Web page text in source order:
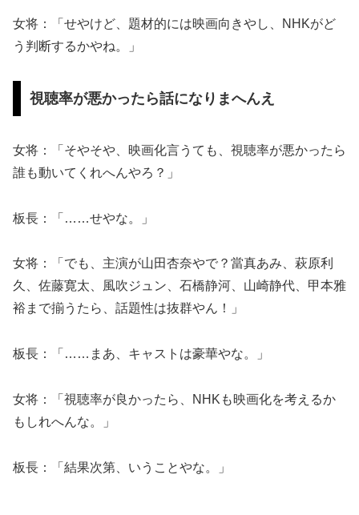
女将：「せやけど、題材的には映画向きやし、NHKがど
う判断するかやね。」
視聴率が悪かったら話になりまへんえ
女将：「そやそや、映画化言うても、視聴率が悪かったら
誰も動いてくれへんやろ？」
板長：「……せやな。」
女将：「でも、主演が山田杏奈やで？當真あみ、萩原利
久、佐藤寛太、風吹ジュン、石橋静河、山崎静代、甲本雅
裕まで揃うたら、話題性は抜群やん！」
板長：「……まあ、キャストは豪華やな。」
女将：「視聴率が良かったら、NHKも映画化を考えるか
もしれへんな。」
板長：「結果次第、いうことやな。」